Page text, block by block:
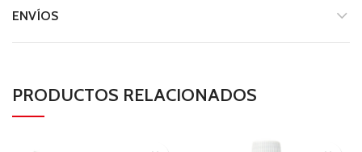
ENVÍOS
PRODUCTOS RELACIONADOS